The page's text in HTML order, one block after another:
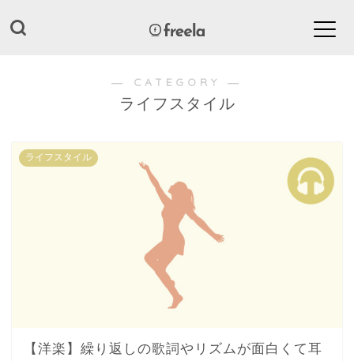
― CATEGORY ―
ライフスタイル
ライフスタイル
【洋楽】繰り返しの歌詞やリズムが面白くて耳